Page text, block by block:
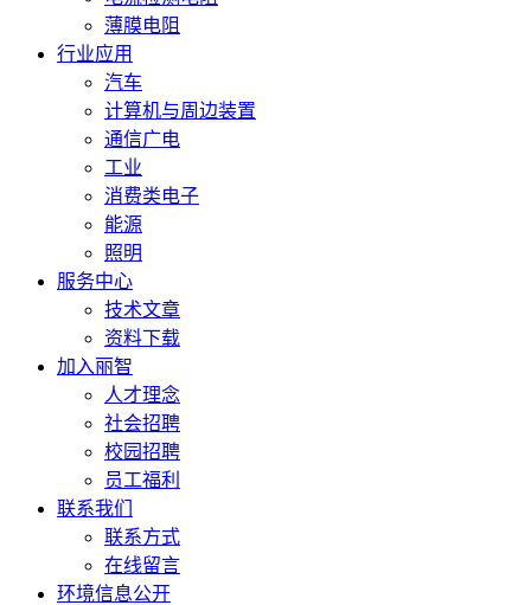
薄膜电阻
行业应用
汽车
计算机与周边装置
通信广电
工业
消费类电子
能源
照明
服务中心
技术文章
资料下载
加入丽智
人才理念
社会招聘
校园招聘
员工福利
联系我们
联系方式
在线留言
环境信息公开